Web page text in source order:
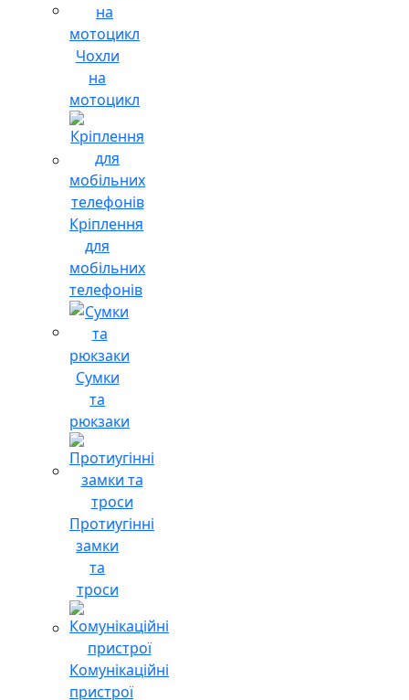
Чохли
на
мотоцикл
Кріплення
для
мобільних
телефонів
Сумки
та
рюкзаки
Протиугінні
замки
та
троси
Комунікаційні
пристрої